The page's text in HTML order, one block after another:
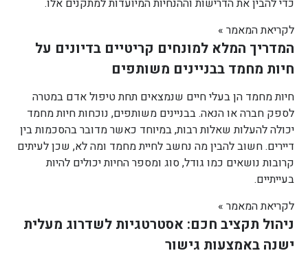
לקריאת המאמר »
המדריך המלא למונחים קריטיים בדיונים על
חיות מחמד בבניינים משותפים
חיות מחמד הן בעלי חיים שנמצאים תחת טיפול אדם במטרה
לספק חברה או הנאה. בבניינים משותפים, נוכחות חיות מחמד
יכולה להעלות שאלות רבות, במיוחד כאשר מדובר בהסכמות בין
דיירים. חשוב להבין מה נחשב לחיית מחמד ומה לא, שכן לעיתים
קרובות נושאים כמו גודל, סוג ומספר החיות יכולים להיות
בעייתיים.
לקריאת המאמר »
ניהול תקציב חכם: אסטרטגיות לשדרוג מעלית
ישנה באמצעות גישור